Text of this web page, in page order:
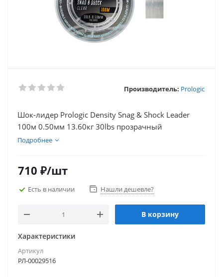
Производитель: Prologic
Шок-лидер Prologic Density Snag & Shock Leader
100м 0.50мм 13.60кг 30lbs прозрачный
Подробнее
710 ₽/шт
Есть в наличии Нашли дешевле?
В корзину
Характеристики
Артикул
РЛ-00029516